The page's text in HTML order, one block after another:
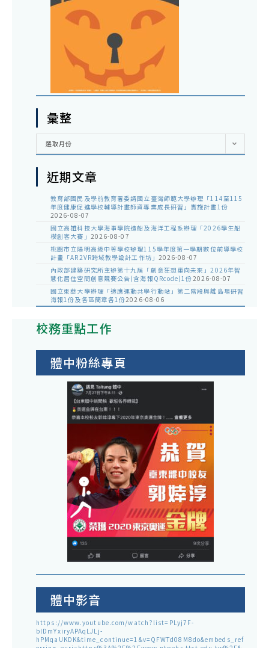
彙整
彙
選取月份
近期文章
教育部國民及學前教育署委請國立臺灣師範大學辦理「114至115
年度健康促進學校輔導計畫師資專業成長研習」實施計畫1份
2026-08-07
國立高雄科技大學海事學院造船及海洋工程系辦理「2026學生船
模創客大賽」 2026-08-07
桃園市立陽明高級中等學校辦理115學年度第一學期數位前導學校
計畫「AR2VR跨域教學設計工作坊」 2026-08-07
內政部建築研究所主辦第十九屆「創意狂想巢向未來」2026年智
慧化居住空間創意競賽公告(含海報QRcode)1份2026-08-07
國立東華大學辦理「適應運動共學行動站」第二階段與離島場研習
海報1份及各區簡章各1份2026-08-06
校務重點工作
體中粉絲專頁
體中影音
https://www.youtube.com/watch?list=PLyj7F-
blDmYxiryAPAqLJLj-
hPMqaUKDK&time_continue=1&v=QFWTd08M8do&embeds_ref